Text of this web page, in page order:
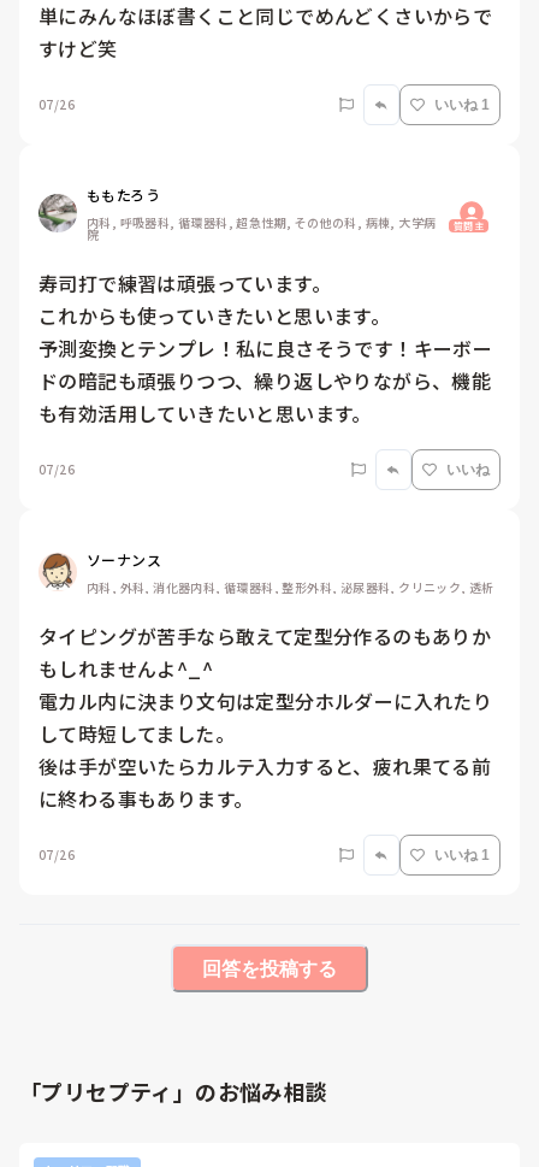
単にみんなほぼ書くこと同じでめんどくさいからで
すけど笑
07/26 いいね 1
ももたろう
内科, 呼吸器科, 循環器科, 超急性期, その他の科, 病棟, 大学病
院 質問主
寿司打で練習は頑張っています。
これからも使っていきたいと思います。
予測変換とテンプレ！私に良さそうです！キーボー
ドの暗記も頑張りつつ、繰り返しやりながら、機能
も有効活用していきたいと思います。
07/26 いいね
ソーナンス
内科, 外科, 消化器内科, 循環器科, 整形外科, 泌尿器科, クリニック, 透析
タイピングが苦手なら敢えて定型分作るのもありか
もしれませんよ^_^
電カル内に決まり文句は定型分ホルダーに入れたり
して時短してました。
後は手が空いたらカルテ入力すると、疲れ果てる前
に終わる事もあります。
07/26 いいね 1
回答を投稿する
「プリセプティ」のお悩み相談